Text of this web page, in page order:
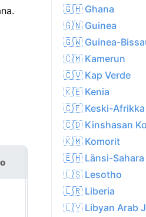
la 8. elo
🇬🇭 Ghana
🇬🇳 Guinea
🇬🇼 Guinea-
🇨🇲 Kamerun
🇨🇻 Kap Verde
🇰🇪 Kenia
🇨🇫 Keski-Afrikka
🇨🇩 Kinshasan
🇰🇲 Komorit
🇪🇭 Länsi-Sahara
🇱🇸 Lesotho
🇱🇷 Liberia
🇱🇾 Libyan Arab